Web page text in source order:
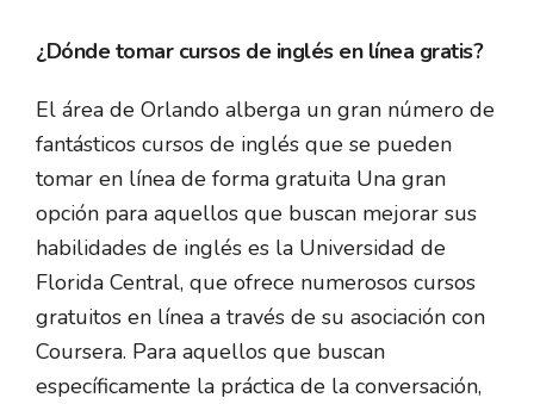
¿Dónde tomar cursos de inglés en línea gratis?
El área de Orlando alberga un gran número de
fantásticos cursos de inglés que se pueden
tomar en línea de forma gratuita Una gran
opción para aquellos que buscan mejorar sus
habilidades de inglés es la Universidad de
Florida Central, que ofrece numerosos cursos
gratuitos en línea a través de su asociación con
Coursera. Para aquellos que buscan
específicamente la práctica de la conversación,